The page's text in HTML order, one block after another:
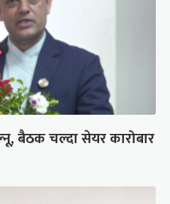
बैठक चल्दा सेयर कारोबार